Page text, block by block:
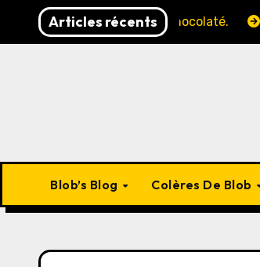
Articles récents
Le faux yaourt chocolaté.
Blob’s Blog Colères De Blob